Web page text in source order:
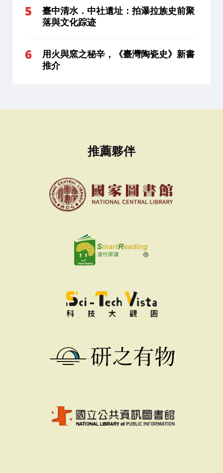
臺中清水．中社遺址：拍瀑拉族史前聚
落與文化踪迹
用火與窯之秘辛，《臺灣陶瓷史》新書
推介
推薦夥伴